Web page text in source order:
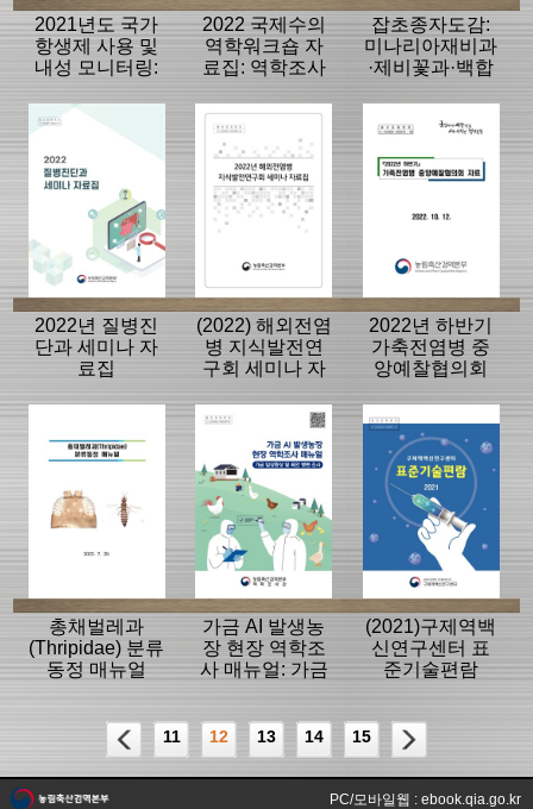
2021년도 국가
항생제 사용 및
내성 모니터링:
2022 국제수의
역학워크숍 자
료집: 역학조사
마트팜 이해
잡초종자도감:
미나리아재비과
·제비꽃과·백합
2022년 질병진
단과 세미나 자
료집
(2022) 해외전염
병 지식발전연
구회 세미나 자
2022년 하반기
가축전염병 중
앙예찰협의회
총채벌레과
(Thripidae) 분류
동정 매뉴얼
가금 AI 발생농
장 현장 역학조
사 매뉴얼: 가금
(2021)구제역백
신연구센터 표
준기술편람
11 12 13 14 15
PC/모바일웹 : ebook.qia.go.kr